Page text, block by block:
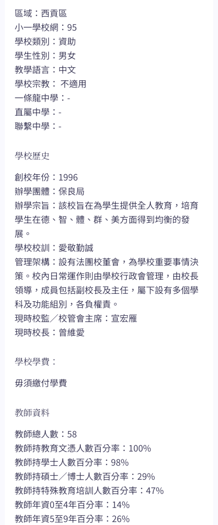
區域：西貢區
小一學校網：95
學校類別：資助
學生性別：男女
教學語言：中文
學校宗教： 不適用
一條龍中學：-
直屬中學：-
聯繫中學：-
學校歷史
創校年份：1996
辦學團體：保良局
辦學宗旨：該校旨在為學生提供全人教育，培育
學生在德、智、體、群、美方面得到均衡的發
展。
學校校訓：愛敬勤誠
管理架構：設有法團校董會，為學校重要事情決
策。校內日常運作則由學校行政會管理，由校長
領導，成員包括副校長及主任，屬下設有多個學
科及功能組別，各負權責。
現時校監／校管會主席：宣宏雁
現時校長：曾維愛
學校學費：
毋須繳付學費
教師資料
教師總人數：58
教師持教育文憑人數百分率：100%
教師持學士人數百分率：98%
教師持碩士／博士人數百分率：29%
教師持特殊教育培訓人數百分率：47%
教師年資0至4年百分率：14%
教師年資5至9年百分率：26%